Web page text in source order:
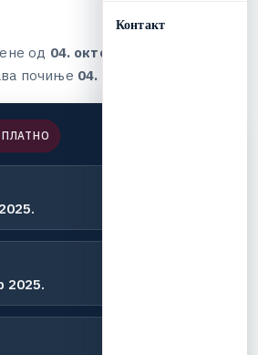
Контакт
ене од 04. октобра 2025.
ва почиње 04. новембра 2025.
2025.